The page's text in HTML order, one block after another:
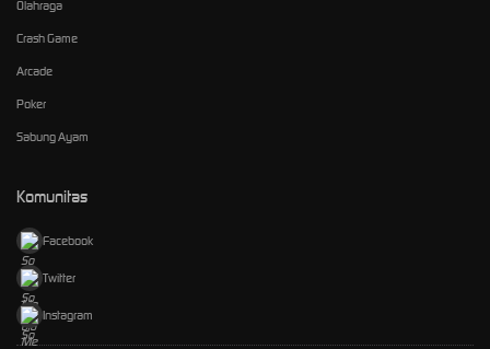
Olahraga
Crash Game
Arcade
Poker
Sabung Ayam
Komunitas
Facebook
Twitter
Instagram